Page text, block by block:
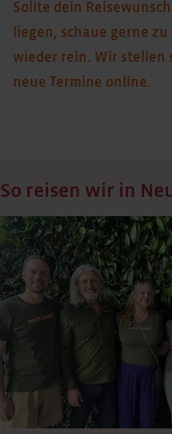
Sollte dein
liegen, schaue gerne
wieder rein. Wir stellen
neue Termine online.
So reisen wir in